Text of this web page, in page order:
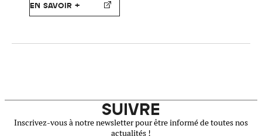
EN SAVOIR +
SUIVRE
Inscrivez-vous à notre newsletter pour être informé de toutes nos
actualités !